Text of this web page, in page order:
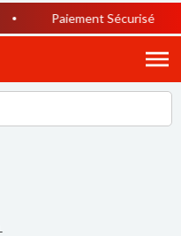
Paiement Sécurisé